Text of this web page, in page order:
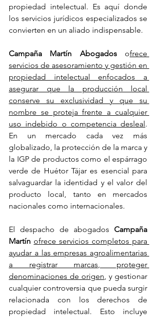
propiedad intelectual. Es aquí donde
los servicios jurídicos especializados se
convierten en un aliado indispensable.
Campaña Martín Abogados ofrece
servicios de asesoramiento y gestión en
propiedad intelectual enfocados a
asegurar que la producción local
conserve su exclusividad y que su
nombre se proteja frente a cualquier
uso indebido o competencia desleal.
En un mercado cada vez más
globalizado, la protección de la marca y
la IGP de productos como el espárrago
verde de Huétor Tájar es esencial para
salvaguardar la identidad y el valor del
producto local, tanto en mercados
nacionales como internacionales.
El despacho de abogados Campaña
Martín ofrece servicios completos para
ayudar a las empresas agroalimentarias
a registrar marcas, proteger
denominaciones de origen, y gestionar
cualquier controversia que pueda surgir
relacionada con los derechos de
propiedad intelectual. Esto incluye